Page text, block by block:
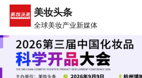
美妆头条
全球美妆产业新媒体